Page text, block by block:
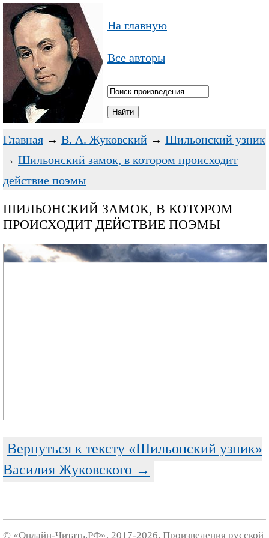
На главную
Все авторы
Главная → В. А. Жуковский → Шильонский узник
→ Шильонский замок, в котором происходит
действие поэмы
ШИЛЬОНСКИЙ ЗАМОК, В КОТОРОМ
ПРОИСХОДИТ ДЕЙСТВИЕ ПОЭМЫ
Вернуться к тексту «Шильонский узник»
Василия Жуковского →
© «Онлайн-Читать.РФ», 2017-2026. Произведения русской